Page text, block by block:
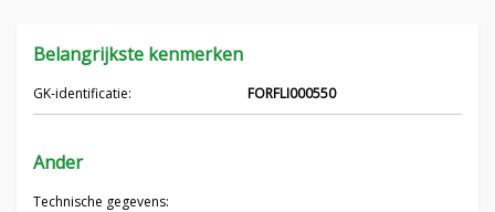
Українська
Belangrijkste kenmerken
GK-identificatie: FORFLI000550
Ander
Technische gegevens: